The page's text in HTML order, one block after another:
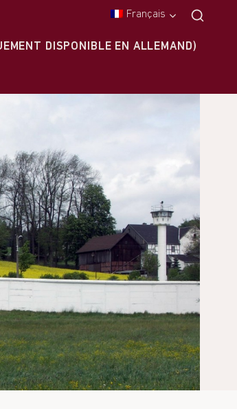
Français
DISPONIBLE EN ALLEMAND)